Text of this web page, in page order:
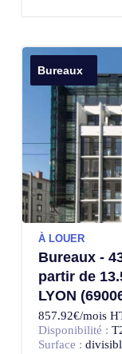
Bureaux
À LOUER
Bureaux -
partir de
LYON
857.92€/mois
Disponibilité :
Surface :